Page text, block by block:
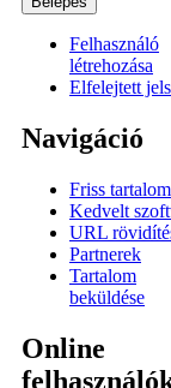
Felhasználó
létrehozása
Elfelejtett
Navigáció
Friss tartalom
Kedvelt
URL
Partnerek
Tartalom
beküldése
Online